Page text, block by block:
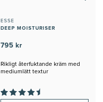
ESSE
DEEP MOISTURISER
795 kr
Rikligt återfuktande kräm med
mediumlätt textur